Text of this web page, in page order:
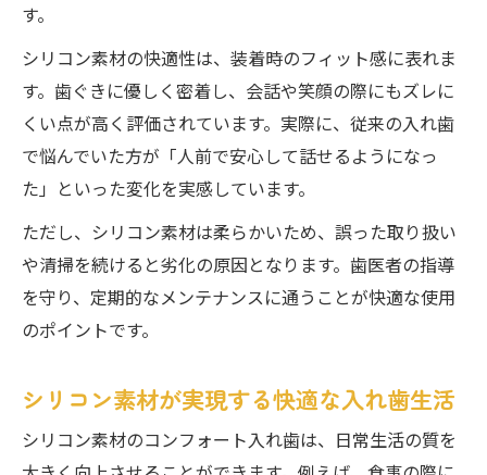
す。
シリコン素材の快適性は、装着時のフィット感に表れま
す。歯ぐきに優しく密着し、会話や笑顔の際にもズレに
くい点が高く評価されています。実際に、従来の入れ歯
で悩んでいた方が「人前で安心して話せるようになっ
た」といった変化を実感しています。
ただし、シリコン素材は柔らかいため、誤った取り扱い
や清掃を続けると劣化の原因となります。歯医者の指導
を守り、定期的なメンテナンスに通うことが快適な使用
のポイントです。
シリコン素材が実現する快適な入れ歯生活
シリコン素材のコンフォート入れ歯は、日常生活の質を